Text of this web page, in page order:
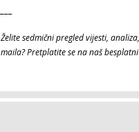
Želite sedmični pregled vijesti,
maila? Pretplatite se na naš besplatni